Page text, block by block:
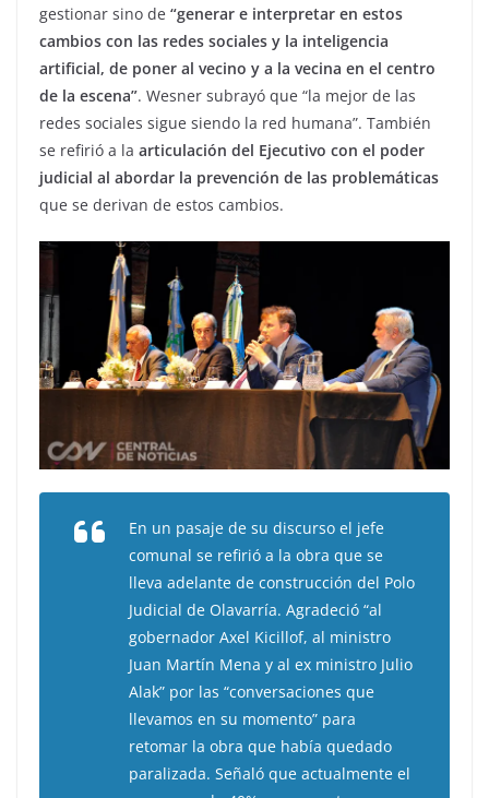
gestionar sino de “generar e interpretar en estos
cambios con las redes sociales y la inteligencia
artificial, de poner al vecino y a la vecina en el centro
de la escena”. Wesner subrayó que “la mejor de las
redes sociales sigue siendo la red humana”. También
se refirió a la articulación del Ejecutivo con el poder
judicial al abordar la prevención de las problemáticas
que se derivan de estos cambios.
En un pasaje de su discurso el jefe
comunal se refirió a la obra que se
lleva adelante de construcción del Polo
Judicial de Olavarría. Agradeció “al
gobernador Axel Kicillof, al ministro
Juan Martín Mena y al ex ministro Julio
Alak” por las “conversaciones que
llevamos en su momento” para
retomar la obra que había quedado
paralizada. Señaló que actualmente el